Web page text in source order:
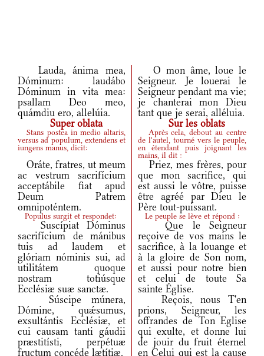
Lauda, ánima mea,
Dóminum: laudábo
Dóminum in vita mea:
psallam Deo meo,
quámdiu ero, allelúia.
O mon âme, loue le
Seigneur. Je louerai le
Seigneur pendant ma vie;
je chanterai mon Dieu
tant que je serai, alléluia.
Super oblata
Sur les oblats
Stans postea in medio altaris,
versus ad populum, extendens et
iungens manus, dicit:
Après cela, debout au centre
de l'autel, tourné vers le peuple,
en étendant puis joignant les
mains, il dit :
Oráte, fratres, ut meum
ac vestrum sacrifícium
acceptábile fiat apud
Deum Patrem
omnipoténtem.
Priez, mes frères, pour
que mon sacrifice, qui
est aussi le vôtre, puisse
être agréé par Dieu le
Père tout-puissant.
Populus surgit et respondet: Le peuple se lève et répond :
Suscípiat Dóminus
sacrifícium de mánibus
tuis ad laudem et
glóriam nóminis sui, ad
utilitátem quoque
nostram totiúsque
Ecclésiæ suæ sanctæ.
Que le Seigneur
reçoive de vos mains le
sacrifice, à la louange et
à la gloire de Son nom,
et aussi pour notre bien
et celui de toute Sa
sainte Église.
Súscipe múnera,
Dómine, quǽsumus,
exsultántis Ecclésiæ, et
cui causam tanti gáudii
præstitísti, perpétuæ
fructum concéde lætítiæ.
Reçois, nous T'en
prions, Seigneur, les
offrandes de Ton Eglise
qui exulte, et donne lui
de jouir du fruit éternel
en Celui qui est la cause